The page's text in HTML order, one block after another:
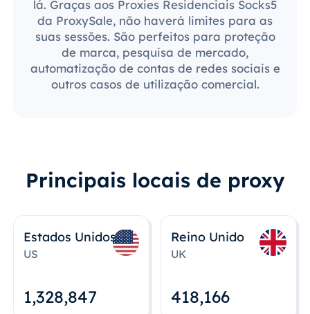
lá. Graças aos Proxies Residenciais Socks5
da ProxySale, não haverá limites para as
suas sessões. São perfeitos para proteção
de marca, pesquisa de mercado,
automatização de contas de redes sociais e
outros casos de utilização comercial.
Principais locais de proxy
Estados Unidos
US
1,328,848
Reino Unido
UK
418,167